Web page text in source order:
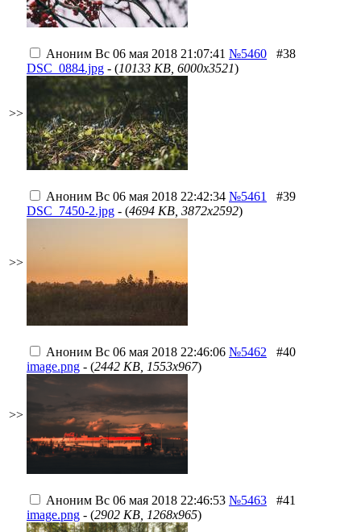
>>
Аноним Вс 06 мая 2018 21:07:41 №5460
#38
DSC_0884.jpg - (10133 KB, 6000x3521)
>>
Аноним Вс 06 мая 2018 22:42:34 №5461
#39
DSC_7450-2.jpg - (4694 KB, 3872x2592)
>>
Аноним Вс 06 мая 2018 22:46:06 №5462
#40
image.png - (2442 KB, 1553x967)
Аноним Вс 06 мая 2018 22:46:53 №5463
#41
image.png - (2902 KB, 1268x965)